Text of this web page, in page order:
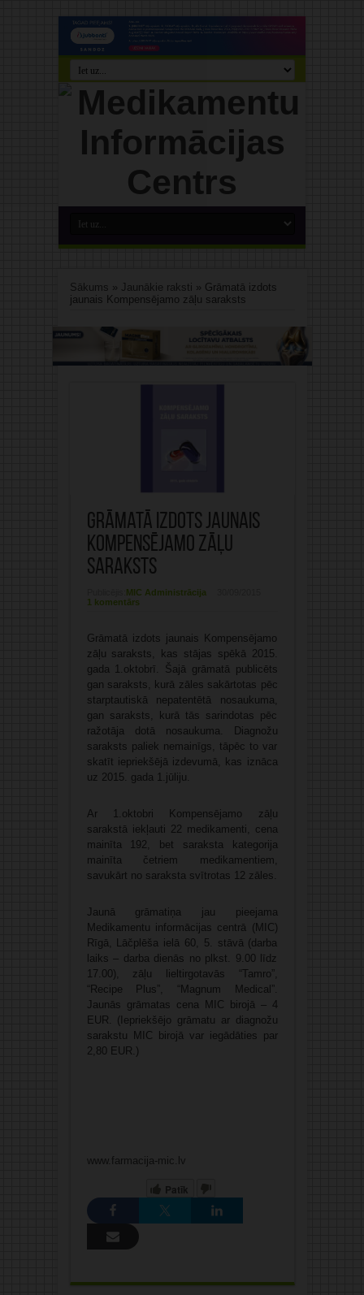
Sākums » Jaunākie raksti » Grāmatā izdots
jaunais Kompensējamo zāļu saraksts
Grāmatā izdots jaunais
Kompensējamo zāļu
saraksts
MIC Administrācija
1 komentārs
Grāmatā izdots jaunais Kompensējamo
zāļu saraksts, kas stājas spēkā 2015.
gada 1.oktobrī. Šajā grāmatā publicēts
gan saraksts, kurā zāles sakārtotas pēc
starptautiskā nepatentētā nosaukuma,
gan saraksts, kurā tās sarindotas pēc
ražotāja dotā nosaukuma. Diagnožu
saraksts paliek nemainīgs, tāpēc to var
skatīt iepriekšējā izdevumā, kas iznāca
uz 2015. gada 1.jūliju.
Ar 1.oktobri Kompensējamo zāļu
sarakstā iekļauti 22 medikamenti, cena
mainīta 192, bet saraksta kategorija
mainīta četriem medikamentiem,
savukārt no saraksta svītrotas 12 zāles.
Jaunā grāmatiņa jau pieejama
Medikamentu informācijas centrā (MIC)
Rīgā, Lāčplēša ielā 60, 5. stāvā (darba
laiks – darba dienās no plkst. 9.00 līdz
17.00), zāļu lieltirgotavās “Tamro”,
“Recipe Plus”, “Magnum Medical”.
Jaunās grāmatas cena MIC birojā – 4
EUR. (Iepriekšējo grāmatu ar diagnožu
sarakstu MIC birojā var iegādāties par
2,80 EUR.)
www.farmacija-mic.lv
Patīk